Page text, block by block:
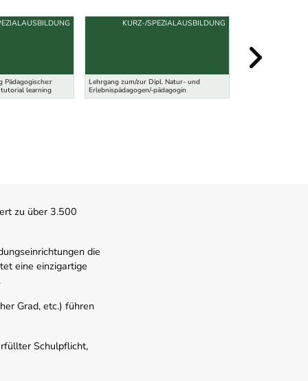
learning
Lehrgang zum/zur Dipl. Natur- und
Erlebnispädagogen/-pädagogin
KURZ-/SPEZIALAUSBILDUNG
zu über 3.500
die
eine einzigartige
Grad, etc.) führen
Schulpflicht,